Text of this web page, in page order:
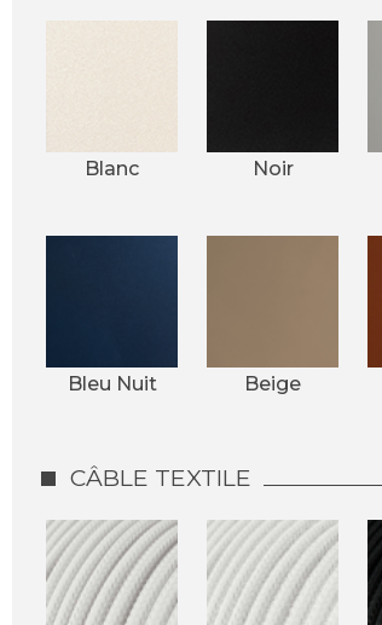
Blanc Noir
Bleu Nuit Beige
CÂBLE TEXTILE